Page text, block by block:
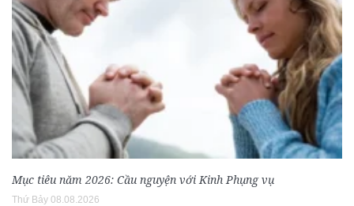
Mục tiêu năm 2026: Cầu nguyện với Kinh Phụng vụ
Thứ Bảy 08.08.2026